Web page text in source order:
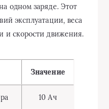
одном заряде. Этот
эксплуатации, веса
и скорости движения.
Значение
10 Ач